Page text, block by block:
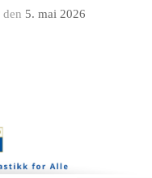
den 5. mai 2026